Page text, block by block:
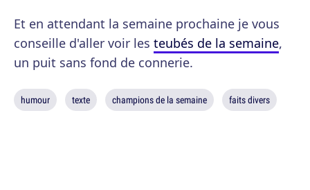
Et en attendant la semaine prochaine je vous
conseille d'aller voir les teubés de la semaine,
un puit sans fond de connerie.
humour texte champions de la semaine faits divers